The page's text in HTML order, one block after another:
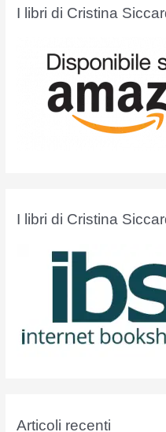
I libri di Cristina
I libri di Cristina
Articoli recenti